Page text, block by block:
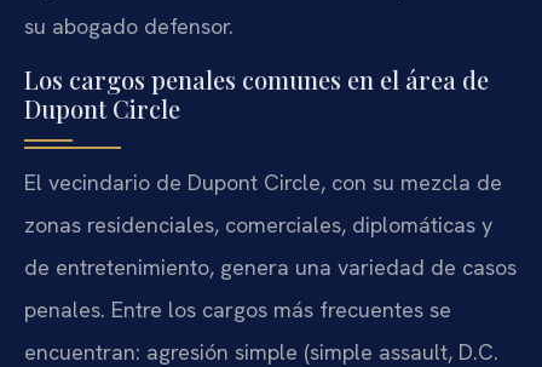
su abogado defensor.
Los cargos penales comunes en el área de
Dupont Circle
El vecindario de Dupont Circle, con su mezcla de
zonas residenciales, comerciales, diplomáticas y
de entretenimiento, genera una variedad de casos
penales. Entre los cargos más frecuentes se
encuentran: agresión simple (simple assault, D.C.